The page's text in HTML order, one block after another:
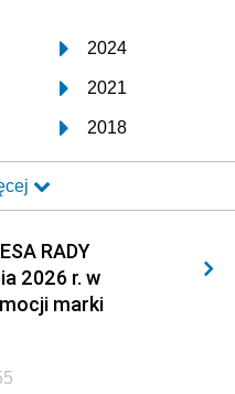
2024
2021
2018
2015
2012
2009
2006
RADY
2026 r. w
marki